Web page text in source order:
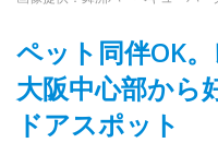
ペット同伴OK。
大阪中心部から
ドアスポット